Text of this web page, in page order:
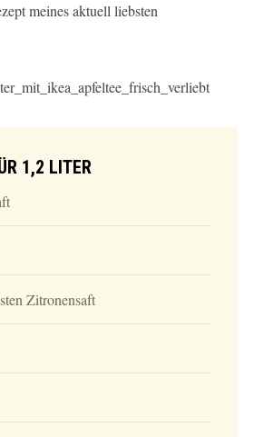
meines aktuell liebsten
1,2 LITER
Zitronensaft